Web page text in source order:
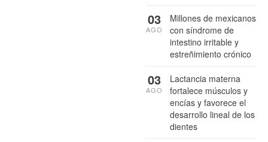
Millones de mexicanos
con síndrome de
intestino irritable y
estreñimiento crónico
03
AGO
Lactancia materna
fortalece músculos y
encías y favorece el
desarrollo lineal de los
dientes
03
AGO